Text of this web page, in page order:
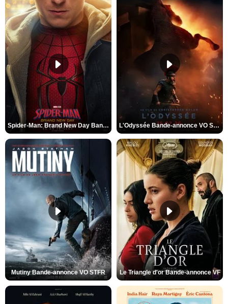
Spider-Man: Brand New Day Bande-annonce VO STFR L'Odyssée Bande-annonce VO STFR
Mutiny Bande-annonce VO STFR Le Triangle d'or Bande-annonce VF